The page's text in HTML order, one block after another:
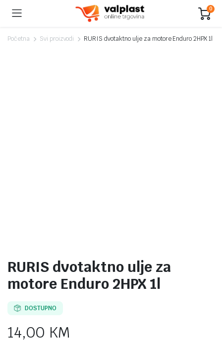
0
Početna Svi proizvodi RURIS dvotaktno ulje za motore Enduro 2HPX 1l
RURIS dvotaktno ulje za
motore Enduro 2HPX 1l
DOSTUPNO
14,00 KM